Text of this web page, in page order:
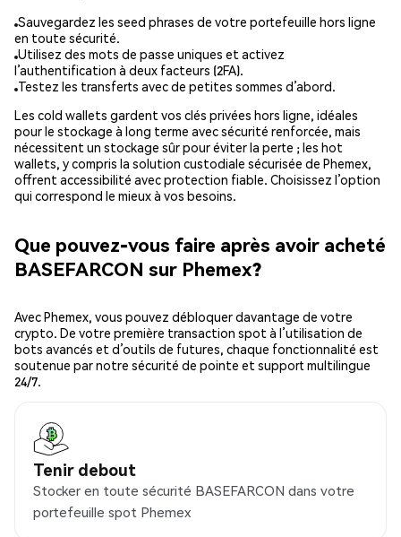
Sauvegardez les seed phrases de votre portefeuille hors ligne
en toute sécurité.
Utilisez des mots de passe uniques et activez
l’authentification à deux facteurs (2FA).
Testez les transferts avec de petites sommes d’abord.
Les cold wallets gardent vos clés privées hors ligne, idéales
pour le stockage à long terme avec sécurité renforcée, mais
nécessitent un stockage sûr pour éviter la perte ; les hot
wallets, y compris la solution custodiale sécurisée de Phemex,
offrent accessibilité avec protection fiable. Choisissez l’option
qui correspond le mieux à vos besoins.
Que pouvez-vous faire après avoir acheté
BASEFARCON sur Phemex?
Avec Phemex, vous pouvez débloquer davantage de votre
crypto. De votre première transaction spot à l’utilisation de
bots avancés et d’outils de futures, chaque fonctionnalité est
soutenue par notre sécurité de pointe et support multilingue
24/7.
Tenir debout
Stocker en toute sécurité BASEFARCON dans votre
portefeuille spot Phemex